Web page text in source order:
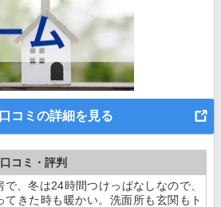
コミの詳細を見る
コミ・評判
、冬は24時間つけっぱなしなので、
てきた時も暖かい。洗面所も玄関もト